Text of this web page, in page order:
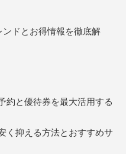
ドとお得情報を徹底解
約と優待券を最大活用する
く抑える方法とおすすめサ